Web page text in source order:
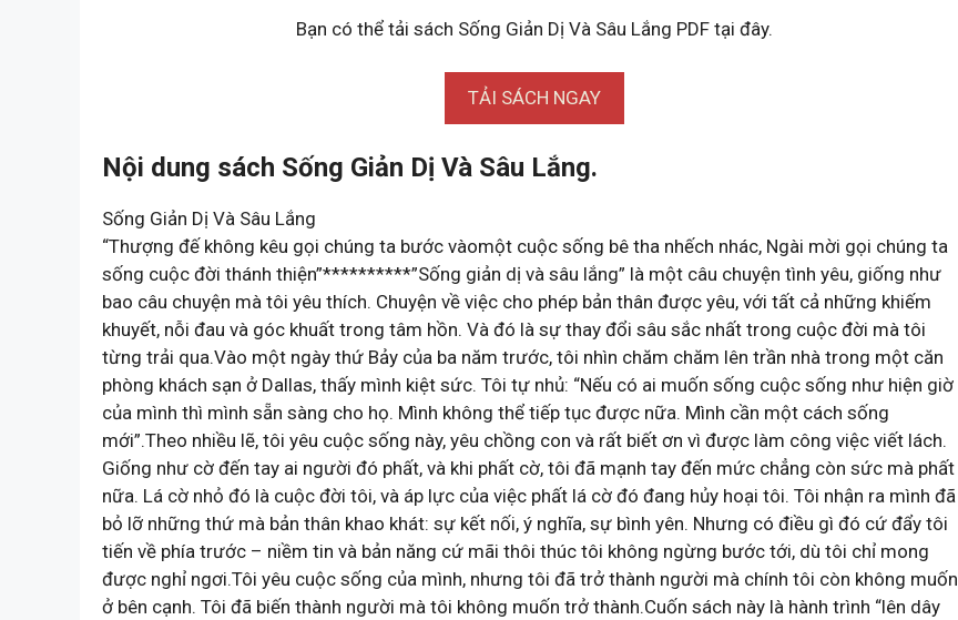
Bạn có thể tải sách Sống Giản Dị Và Sâu Lắng PDF tại đây.
TẢI SÁCH NGAY
Nội dung sách Sống Giản Dị Và Sâu Lắng.
Sống Giản Dị Và Sâu Lắng
“Thượng đế không kêu gọi chúng ta bước vàomột cuộc sống bê tha nhếch nhác, Ngài mời gọi chúng ta
sống cuộc đời thánh thiện”**********”Sống giản dị và sâu lắng” là một câu chuyện tình yêu, giống như
bao câu chuyện mà tôi yêu thích. Chuyện về việc cho phép bản thân được yêu, với tất cả những khiếm
khuyết, nỗi đau và góc khuất trong tâm hồn. Và đó là sự thay đổi sâu sắc nhất trong cuộc đời mà tôi
từng trải qua.Vào một ngày thứ Bảy của ba năm trước, tôi nhìn chăm chăm lên trần nhà trong một căn
phòng khách sạn ở Dallas, thấy mình kiệt sức. Tôi tự nhủ: “Nếu có ai muốn sống cuộc sống như hiện giờ
của mình thì mình sẵn sàng cho họ. Mình không thể tiếp tục được nữa. Mình cần một cách sống
mới”.Theo nhiều lẽ, tôi yêu cuộc sống này, yêu chồng con và rất biết ơn vì được làm công việc viết lách.
Giống như cờ đến tay ai người đó phất, và khi phất cờ, tôi đã mạnh tay đến mức chẳng còn sức mà phất
nữa. Lá cờ nhỏ đó là cuộc đời tôi, và áp lực của việc phất lá cờ đó đang hủy hoại tôi. Tôi nhận ra mình đã
bỏ lỡ những thứ mà bản thân khao khát: sự kết nối, ý nghĩa, sự bình yên. Nhưng có điều gì đó cứ đẩy tôi
tiến về phía trước – niềm tin và bản năng cứ mãi thôi thúc tôi không ngừng bước tới, dù tôi chỉ mong
được nghỉ ngơi.Tôi yêu cuộc sống của mình, nhưng tôi đã trở thành người mà chính tôi còn không muốn
ở bên cạnh. Tôi đã biến thành người mà tôi không muốn trở thành.Cuốn sách này là hành trình “lên dây